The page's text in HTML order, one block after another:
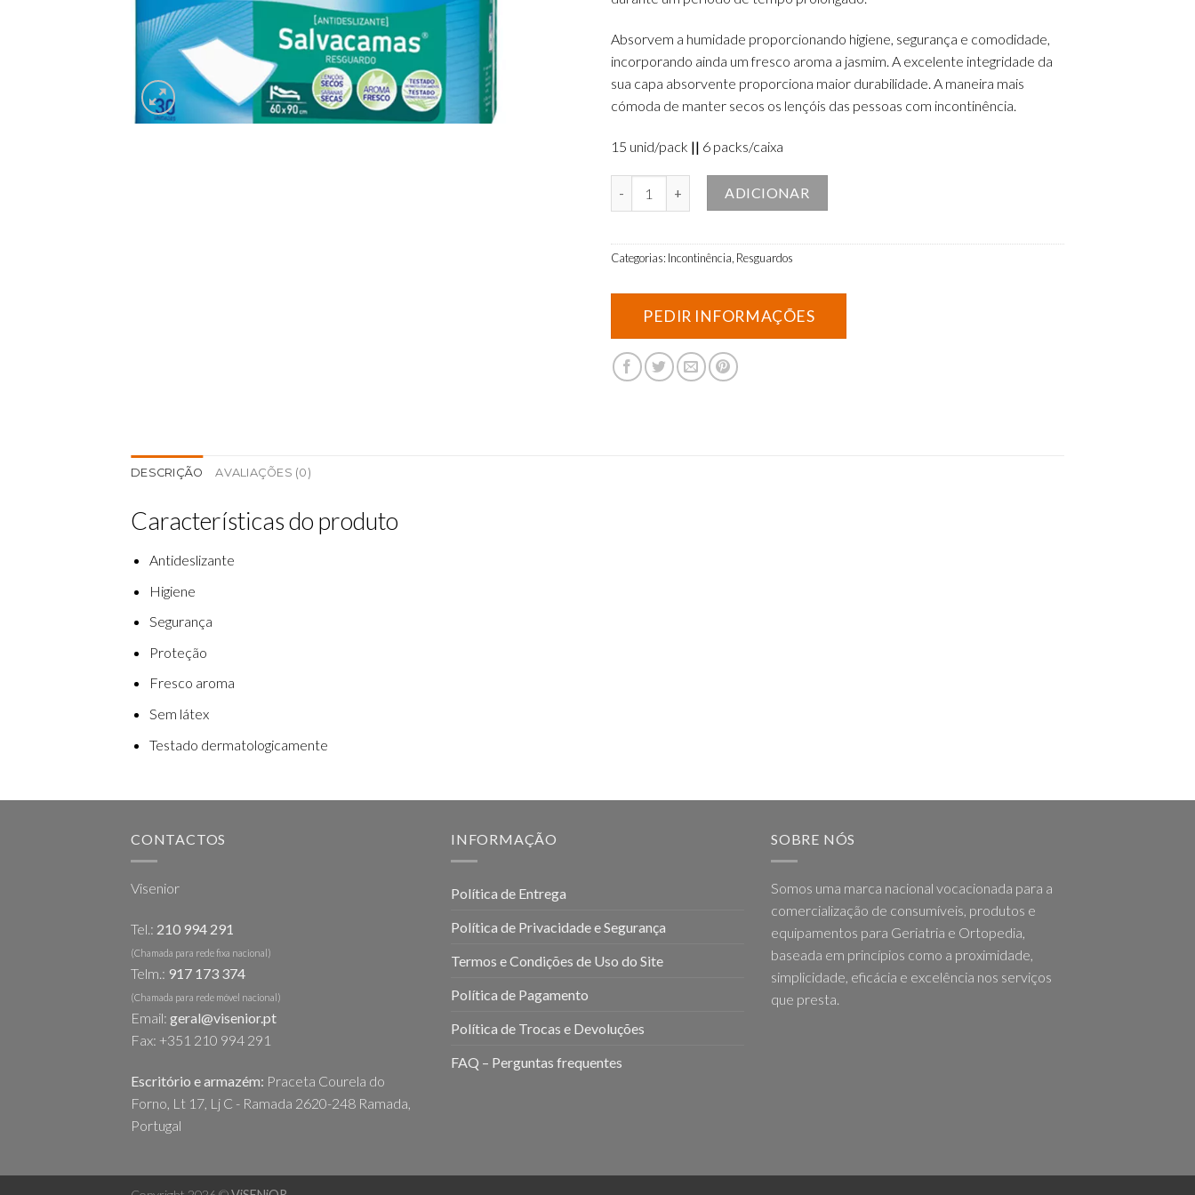
Absorvem a humidade proporcionando higiene, segurança e comodidade,
incorporando ainda um fresco aroma a jasmim. A excelente integridade da
sua capa absorvente proporciona maior durabilidade. A maneira mais
cómoda de manter secos os lençóis das pessoas com incontinência.
15 unid/pack || 6 packs/caixa
Quantidade de Resguardos Lindor Salvacamas 60x180
ADICIONAR
Categorias: Incontinência, Resguardos
DESCRIÇÃO AVALIAÇÕES (0)
Características do produto
Antideslizante
Higiene
Segurança
Proteção
Fresco aroma
Sem látex
Testado dermatologicamente
CONTACTOS
Visenior
Tel.: 210 994 291
(Chamada para rede fixa nacional)
Telm.: 917 173 374
(Chamada para rede móvel nacional)
Email: geral@visenior.pt
Fax: +351 210 994 291
Escritório e armazém: Praceta Courela do
Forno, Lt 17, Lj C - Ramada 2620-248 Ramada,
Portugal
INFORMAÇÃO
Política de Entrega
Política de Privacidade e Segurança
Termos e Condições de Uso do Site
Política de Pagamento
Política de Trocas e Devoluções
FAQ – Perguntas frequentes
SOBRE NÓS
Somos uma marca nacional vocacionada para a
comercialização de consumíveis, produtos e
equipamentos para Geriatria e Ortopedia,
baseada em princípios como a proximidade,
simplicidade, eficácia e excelência nos serviços
que presta.